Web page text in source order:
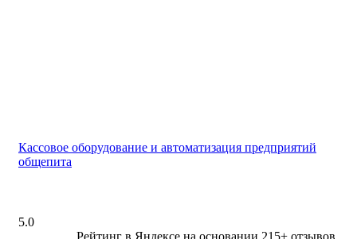
Кассовое оборудование и автоматизация предприятий
общепита
5.0
Рейтинг в Яндексе на основании 215+ отзывов